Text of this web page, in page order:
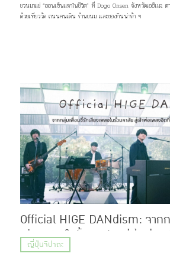
ชวนมาแช่ “ออนเซ็นแรกในชีวิต” ที่ Dogo Onsen จังหวัดเอฮิเมะ
ด้วยเที่ยววัด ถนนคนเดิน ร้านขนม เเละของกินน่ารัก ๆ
Official HIGE DANdism: จาก
เสียงเพลงในรั้วมหาลัย สู่เจ้าพ่อเ
ฝันจนสำเร็จ
ญี่ปุ่นจิปาถะ